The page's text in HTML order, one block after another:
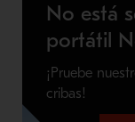
No está
portátil
¡Pruebe
cribas!